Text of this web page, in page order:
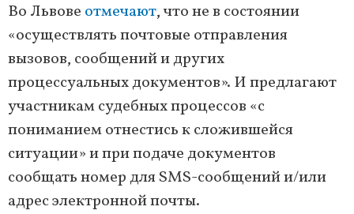
Во Львове отмечают, что не в состоянии
«осуществлять почтовые отправления
вызовов, сообщений и других
процессуальных документов». И предлагают
участникам судебных процессов «с
пониманием отнестись к сложившейся
ситуации» и при подаче документов
сообщать номер для SMS-сообщений и/или
адрес электронной почты.